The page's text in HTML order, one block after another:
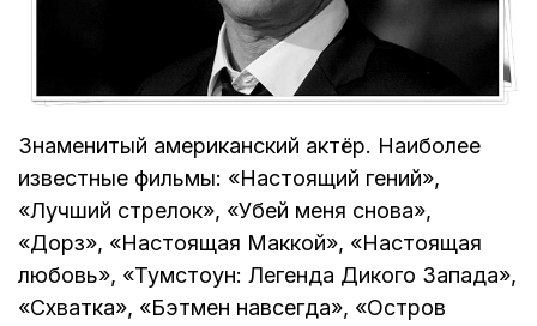
Знаменитый американский актёр. Наиболее
известные фильмы: «Настоящий гений»,
«Лучший стрелок», «Убей меня снова»,
«Дорз», «Настоящая Маккой», «Настоящая
любовь», «Тумстоун: Легенда Дикого Запада»,
«Схватка», «Бэтмен навсегда», «Остров